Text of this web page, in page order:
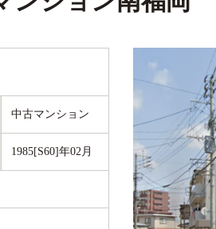
中古マンション
1985[S60]年02月